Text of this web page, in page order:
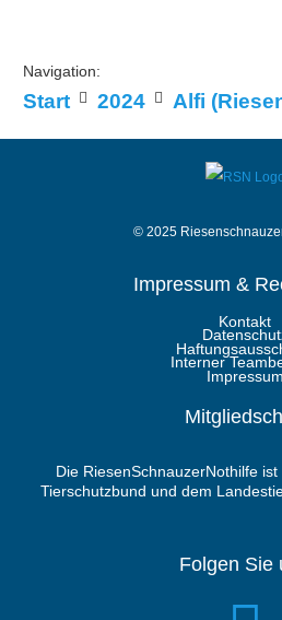
Navigation:
Start 2024 Alfi
© 2025
Impressum &
Kontakt
Interner
Impressum
Die RiesenSchnauzerNothilfe
Tierschutzbund und dem
Folgen Sie